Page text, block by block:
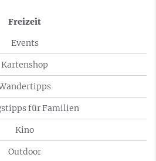
Freizeit
Events
Kartenshop
für Familien
Kino
Outdoor